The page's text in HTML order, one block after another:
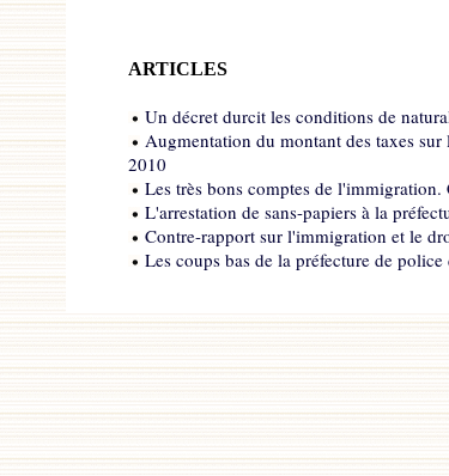
ARTICLES
Un décret durcit les conditions de
Augmentation du montant des taxes
2010
Les très bons comptes de
L'arrestation de sans-papiers à la
Contre-rapport sur l'immigration et le
Les coups bas de la préfecture de